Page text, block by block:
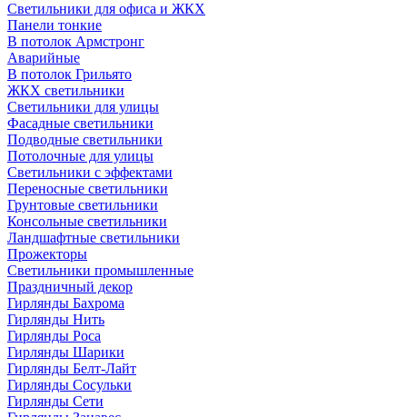
Светильники для офиса и ЖКХ
Панели тонкие
В потолок Армстронг
Аварийные
В потолок Грильято
ЖКХ светильники
Светильники для улицы
Фасадные светильники
Подводные светильники
Потолочные для улицы
Светильники с эффектами
Переносные светильники
Грунтовые светильники
Консольные светильники
Ландшафтные светильники
Прожекторы
Светильники промышленные
Праздничный декор
Гирлянды Бахрома
Гирлянды Нить
Гирлянды Роса
Гирлянды Шарики
Гирлянды Белт-Лайт
Гирлянды Сосульки
Гирлянды Сети